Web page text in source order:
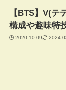
【BTS】V(
構成や趣味特
2020-10-09 2024-